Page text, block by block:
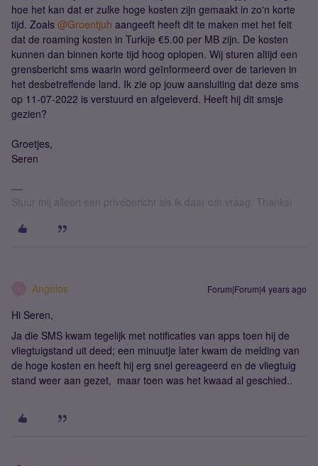
hoe het kan dat er zulke hoge kosten zijn gemaakt in zo'n korte
tijd. Zoals @Groentjuh aangeeft heeft dit te maken met het feit
dat de roaming kosten in Turkije €5.00 per MB zijn. De kosten
kunnen dan binnen korte tijd hoog oplopen. Wij sturen altijd een
grensbericht sms waarin word geïnformeerd over de tarieven in
het desbetreffende land. Ik zie op jouw aansluiting dat deze sms
op 11-07-2022 is verstuurd en afgeleverd. Heeft hij dit smsje
gezien?
Groetjes,
Seren
Stuur mij alleen een privébericht als ik daar om vraag. Thanks!
Angelos Forum|Forum|4 years ago
Hi Seren,
Ja die SMS kwam tegelijk met notificaties van apps toen hij de
vliegtuigstand uit deed; een minuutje later kwam de melding van
de hoge kosten en heeft hij erg snel gereageerd en de vliegtuig
stand weer aan gezet, maar toen was het kwaad al geschied..